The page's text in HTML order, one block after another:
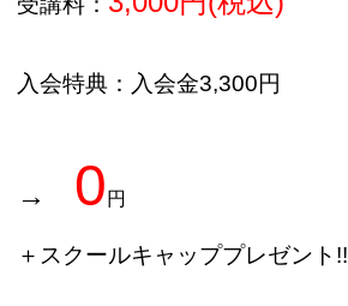
入会特典：入会金3,300円
→ 0 円
＋スクールキャッププレゼント!!